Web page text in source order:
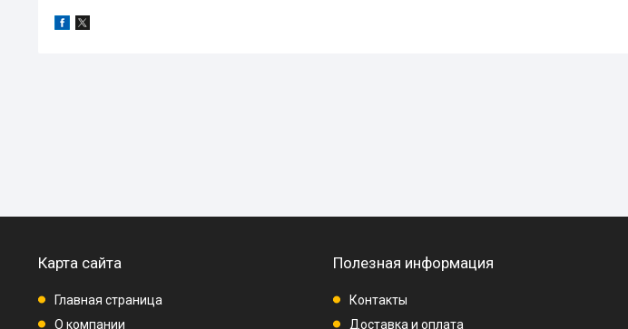
Карта сайта
Главная страница
О компании
Полезная информация
Контакты
Доставка и оплата